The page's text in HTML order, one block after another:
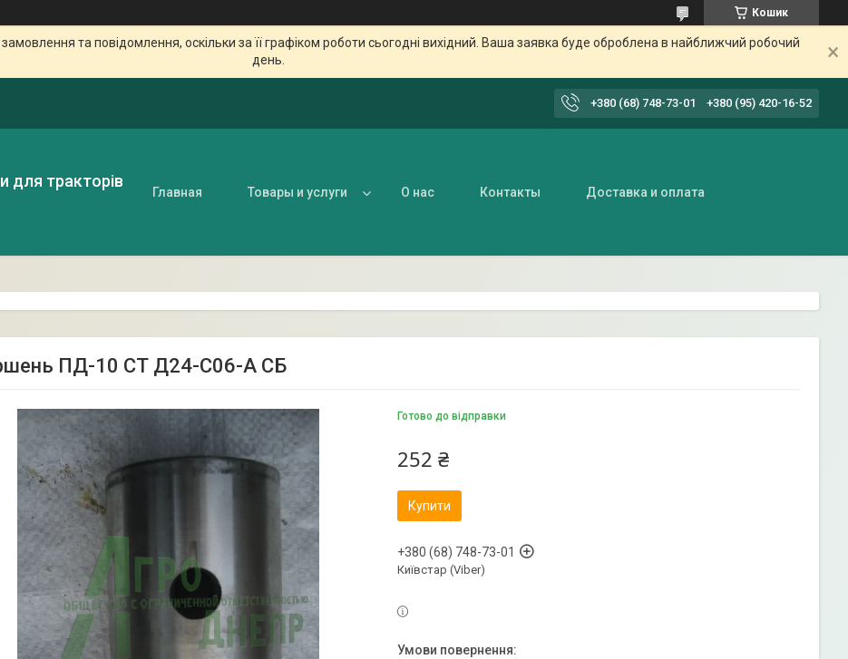
Кошик
та повідомлення, оскільки за її графіком роботи сьогодні вихідний. Ваша заявка буде оброблена в найближчий робочий
день.
+380 (68) 748-73-01 +380 (95) 420-16-52
тракторів
Главная Товары и услуги О нас Контакты Доставка и оплата
ПД-10 СТ Д24-С06-А СБ
Готово до відправки
252 ₴
Купити
+380 (68) 748-73-01
Київстар (Viber)